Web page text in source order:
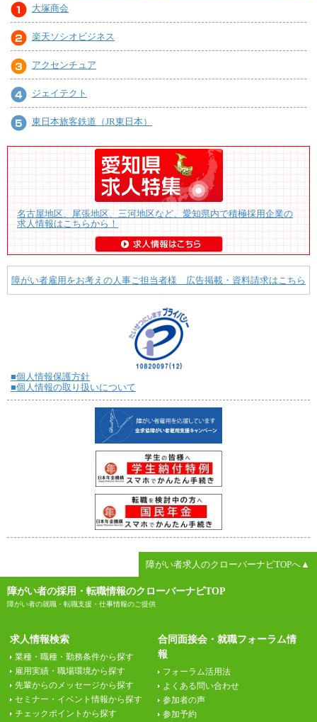
大塚商会
楽天ソシオビジネス
アクセンチュア
ジェイテクト
東日本旅客鉄道（JR東日本）
名古屋地区、尾張地区、三河地区など、愛知県内で積極採用企業の
求人情報はこちらから！
障がい者雇用をお考えの人事ご担当者様 広告掲載・資料請求はこちら
■個人情報保護方針
■個人情報の取り扱いについて
障がい者求人のクローバーナビTOPへ▲
障がい者の採用・転職情報のクローバーナビTOP
障がい者の就職・転職支援・仕事情報のご提供
求人情報検索
業種・職種・勤務条件から探す
雇用実績・職場環境から探す
先輩からのメッセージから探す
セミナー・イベント情報から探す
チェックポイントから探す
合同面接会・就職フォーラム情
報
フォーラム活用法
よくある問い合わせ
参加者の声
参加予約